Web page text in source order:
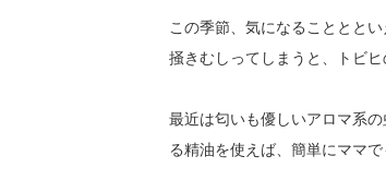
この季節、気になることとと
掻きむしってしまうと、トビ
最近は匂いも優しいアロマ系
る精油を使えば、簡単にママで